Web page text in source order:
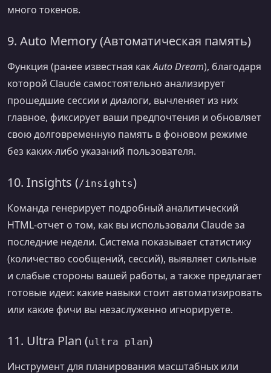
много токенов.
9. Auto Memory (Автоматическая память)
Функция (ранее известная какAuto Dream), благодаря
которой Claude самостоятельно анализирует
прошедшие сессии и диалоги, вычленяет из них
главное, фиксирует ваши предпочтения и обновляет
свою долговременную память в фоновом режиме
без каких-либо указаний пользователя.
10. Insights (/insights)
Команда генерирует подробный аналитический
HTML-отчет о том, как вы использовали Claude за
последние недели. Система показывает статистику
(количество сообщений, сессий), выявляет сильные
и слабые стороны вашей работы, а также предлагает
готовые идеи: какие навыки стоит автоматизировать
или какие фичи вы незаслуженно игнорируете.
11. Ultra Plan (ultra plan)
Инструмент для планирования масштабных или